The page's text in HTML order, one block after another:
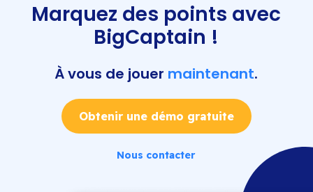
Marquez des points avec
BigCaptain !
À vous de jouer maintenant.
Obtenir une démo gratuite
Nous contacter